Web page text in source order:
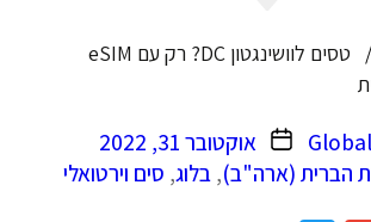
טסים לוושינגטון DC? רק עם eSIM
תאריך
פוסט
אוקטובר 31, 2022
הברית (ארה"ב),בלוג, סים וירטואלי